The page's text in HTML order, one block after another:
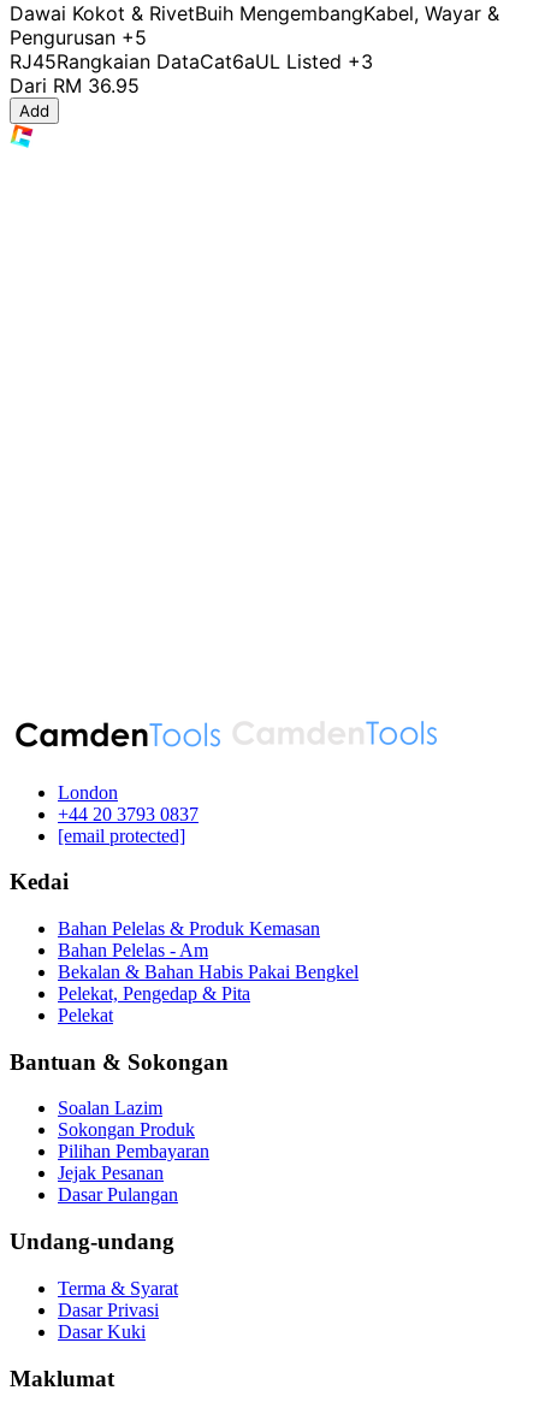
Dawai Kokot & RivetBuih MengembangKabel, Wayar &
Pengurusan +5
RJ45Rangkaian DataCat6aUL Listed +3
Dari RM 36.95
Add
London
‪+44 20 3793 0837‬
[email protected]
Kedai
Bahan Pelelas & Produk Kemasan
Bahan Pelelas - Am
Bekalan & Bahan Habis Pakai Bengkel
Pelekat, Pengedap & Pita
Pelekat
Bantuan & Sokongan
Soalan Lazim
Sokongan Produk
Pilihan Pembayaran
Jejak Pesanan
Dasar Pulangan
Undang-undang
Terma & Syarat
Dasar Privasi
Dasar Kuki
Maklumat